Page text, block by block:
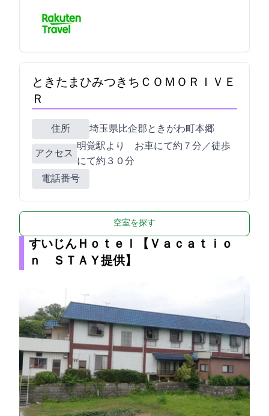
ときたまひみつきちＣＯＭＯＲＩＶＥ
Ｒ
住所 埼玉県比企郡ときがわ町本郷930-1
アクセス
明覚駅より お車にて約７分／徒歩
にて約３０分
電話番号
空室を探す
すいじんＨｏｔｅｌ【Ｖａｃａｔｉｏ
ｎ ＳＴＡＹ提供】